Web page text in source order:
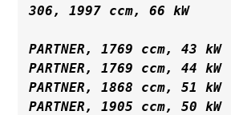
306, 1997 ccm, 66 kW
PARTNER, 1769 ccm, 43 kW
PARTNER, 1769 ccm, 44 kW
PARTNER, 1868 ccm, 51 kW
PARTNER, 1905 ccm, 50 kW